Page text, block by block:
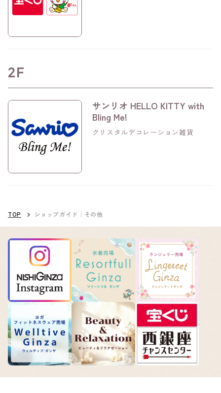
2F
サンリオ HELLO KITTY with
Bling Me!
クリスタルデコレーション雑貨
TOP ショップガイド│その他